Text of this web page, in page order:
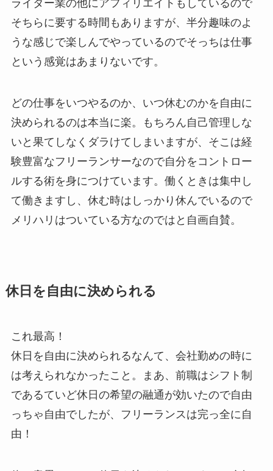
ライター業の他にアフィリエイトもしているので
そちらに要する時間もありますが、半分趣味のよ
うな感じで楽しんでやっているのでそっちは仕事
という感覚はあまりないです。
どの仕事をいつやるのか、いつ休むのかを自由に
決められるのは本当に楽。もちろん自己管理しな
いと果てしなくダラけてしまいますが、そこは経
験豊富なフリーランサーなので自分をコントロー
ルする術を身につけています。働くときは集中し
て働きますし、休む時はしっかり休んでいるので
メリハリはついている方なのではと自画自賛。
休日を自由に決められる
これ最高！
休日を自由に決められるなんて、会社勤めの時に
は考えられなかったこと。まあ、前職はシフト制
であるていど休日の希望の融通が効いたので自由
っちゃ自由でしたが、フリーランスは完っ全に自
由！